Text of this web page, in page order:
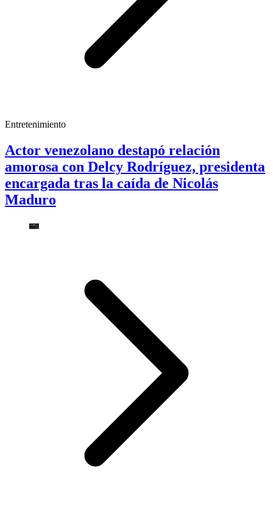
Entretenimiento
Actor venezolano destapó relación
amorosa con Delcy Rodríguez, presidenta
encargada tras la caída de Nicolás
Maduro